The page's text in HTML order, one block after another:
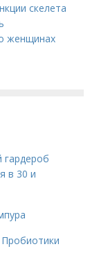
скелета
женщинах
гардероб
в 30 и